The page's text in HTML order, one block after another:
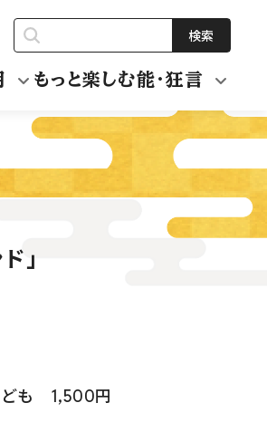
検索
もっと楽しむ能・狂言
」
も 1,500円